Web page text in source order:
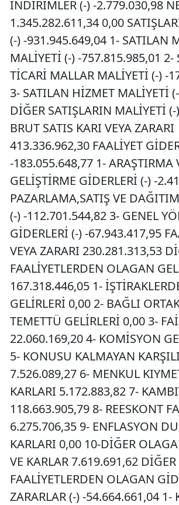
İNDİRİMLER (-) -2.779.030,98
1.345.282.611,34 0,00
(-) -931.945.649,04 1- SATILAN
MALİYETİ (-) -757.815.985,01 2-
TİCARİ MALLAR MALİYETİ (-) -
3- SATILAN HİZMET MALİYETİ
DİĞER SATIŞLARIN MALİYETİ
BRUT SATIS KARI VEYA ZARARI
413.336.962,30 FAALİYET
-183.055.648,77 1- ARAŞTIRMA
GELİŞTİRME GİDERLERİ (-) -
PAZARLAMA,SATIŞ VE
(-) -112.701.544,82 3- GENEL
GİDERLERİ (-) -67.943.417,95
VEYA ZARARI 230.281.313,53
FAALİYETLERDEN OLAGAN
167.318.446,05 1-
GELİRLERİ 0,00 2- BAĞLI
TEMETTÜ GELİRLERİ 0,00 3-
22.060.169,20 4- KOMİSYON
5- KONUSU KALMAYAN
7.526.089,27 6- MENKUL
KARLARI 5.172.883,82 7-
118.663.905,79 8- REESKONT
6.275.706,35 9- ENFLASYON
KARLARI 0,00 10-DİĞER
VE KARLAR 7.619.691,62 DİĞER
FAALİYETLERDEN OLAGAN
ZARARLAR (-) -54.664.661,04 1-